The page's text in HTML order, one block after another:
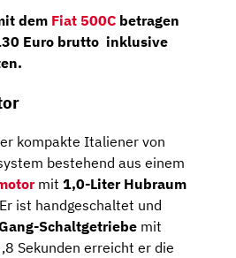
dem Fiat 500C betragen
Euro brutto inklusive
kompakte Italiener von
bestehend aus einem
mit 1,0-Liter Hubraum
Er ist handgeschaltet und
Schaltgetriebe mit
Sekunden erreicht er die